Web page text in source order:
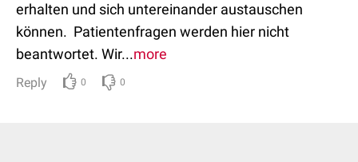
erhalten und sich untereinander austauschen
können. Patientenfragen werden hier nicht
beantwortet. Wir...more
Reply 0 0